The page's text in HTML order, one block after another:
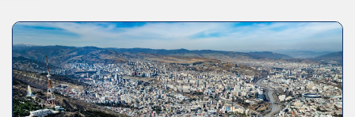
3. שאלתם ? ענינו !